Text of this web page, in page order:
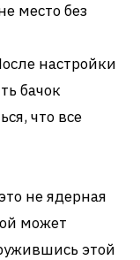
место без
настройки
бачок
что все
не ядерная
может
этой